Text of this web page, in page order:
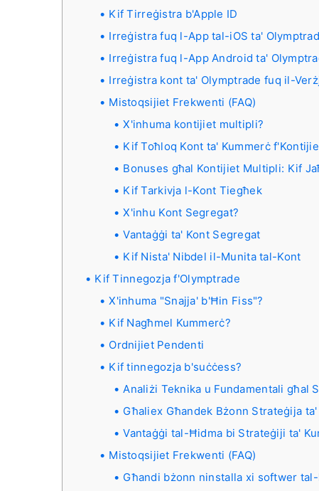
Kif Tirreġistra b'Apple ID
Irreġistra fuq l-App tal-iOS ta'
Irreġistra fuq l-App Android ta'
Irreġistra kont ta' Olymptrade fuq il-
Mistoqsijiet Frekwenti (FAQ)
X'inhuma kontijiet multipli?
Kif Toħloq Kont ta' Kummerċ
Bonuses għal Kontijiet Multipli: Kif
Kif Tarkivja l-Kont Tiegħek
X'inhu Kont Segregat?
Vantaġġi ta' Kont Segregat
Kif Nista' Nibdel il-Munita tal-Kont
Kif Tinnegozja f'Olymptrade
X'inhuma "Snajja' b'Ħin Fiss"?
Kif Nagħmel Kummerċ?
Ordnijiet Pendenti
Kif tinnegozja b'suċċess?
Analiżi Teknika u Fundamentali għal
Għaliex Għandek Bżonn Strateġija
Vantaġġi tal-Ħidma bi Strateġiji ta'
Mistoqsijiet Frekwenti (FAQ)
Għandi bżonn ninstalla xi softwer